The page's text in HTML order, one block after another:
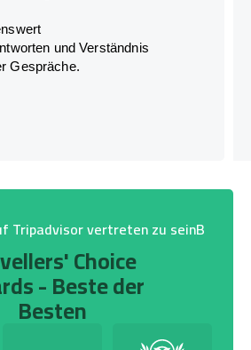
und Verständnis
Gespräche.
Tripadvisor vertreten zu seinB
Choice
- Beste der
Besten